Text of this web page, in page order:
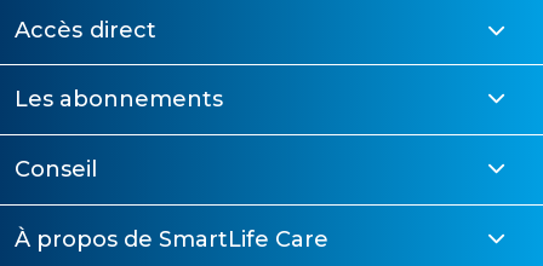
Accès direct
Les abonnements
Conseil
À propos de SmartLife Care